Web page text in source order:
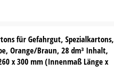
für Gefahrgut, Spezialkartons,
Orange/Braun, 28 dm³ Inhalt,
x 300 mm (Innenmaß Länge x